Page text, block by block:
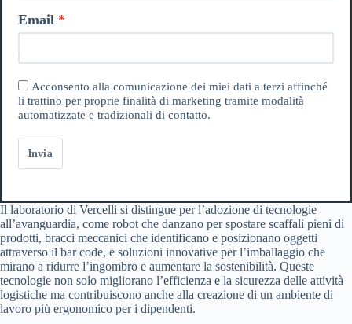
Email
Acconsento alla comunicazione dei miei dati a terzi affinché
li trattino per proprie finalità di marketing tramite modalità
automatizzate e tradizionali di contatto.
Invia
Il laboratorio di Vercelli si distingue per l’adozione di tecnologie
all’avanguardia, come robot che danzano per spostare scaffali pieni di
prodotti, bracci meccanici che identificano e posizionano oggetti
attraverso il bar code, e soluzioni innovative per l’imballaggio che
mirano a ridurre l’ingombro e aumentare la sostenibilità. Queste
tecnologie non solo migliorano l’efficienza e la sicurezza delle attività
logistiche ma contribuiscono anche alla creazione di un ambiente di
lavoro più ergonomico per i dipendenti.